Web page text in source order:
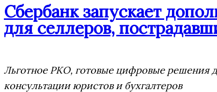
Сбербанк запускает
для селлеров,
Льготное РКО, готовые цифровые решения
консультации юристов и бухгалтеров